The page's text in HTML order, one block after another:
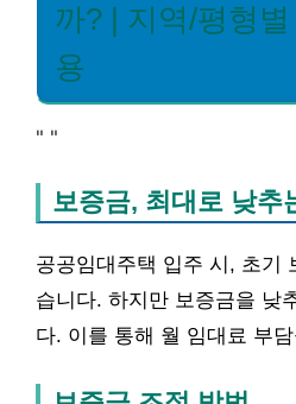
까? | 지역/평형별
용
" "
보증금, 최대로 낮추
공공임대주택 입주 시, 초기
습니다. 하지만 보증금을 낮
다. 이를 통해 월 임대료 부